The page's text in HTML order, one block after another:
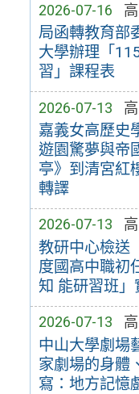
2026-07-16
局函轉教育部
大學辦理「
習」課程表
2026-07-13
嘉義女高歷史
遊園驚夢與帝
亭》到清宮紅
轉譯
2026-07-13
教研中心檢送
度國高中職初
知 能研習班」
2026-07-13
中山大學劇場
家劇場的身體
寫：地方記憶